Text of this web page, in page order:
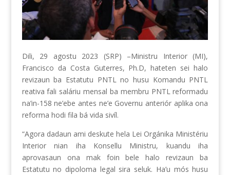
Dili, 29 agostu 2023 (SRP) –Ministru Interior (MI),
Francisco da Costa Guterres, Ph.D, hateten sei halo
revizaun ba Estatutu PNTL no husu Komandu PNTL
reativa fali saláriu mensal ba membru PNTL reformadu
na’in-158 ne’ebe antes ne’e Governu anteriór aplika ona
reforma hodi fila bá vida sivíl.
“Agora dadaun ami deskute hela Lei Orgánika Ministériu
Interior nian iha Konsellu Ministru, kuandu iha
aprovasaun ona mak foin bele halo revizaun ba
Estatutu no dipoloma legal sira seluk. Ha’u mós husu